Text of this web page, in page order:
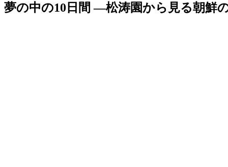
夢の中の10日間 ―松涛園から見る朝鮮